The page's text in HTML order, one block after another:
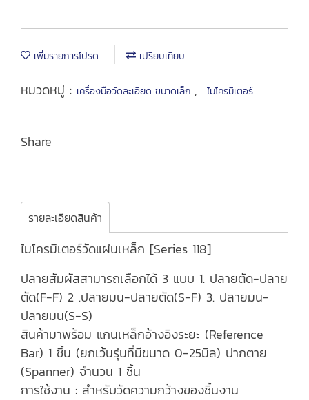
เพิ่มรายการโปรด เปรียบเทียบ
หมวดหมู่ : เครื่องมือวัดละเอียด ขนาดเล็ก , ไมโครมิเตอร์
Share
รายละเอียดสินค้า
ไมโครมิเตอร์วัดแผ่นเหล็ก [Series 118]
ปลายสัมผัสสามารถเลือกได้ 3 แบบ 1. ปลายตัด-ปลาย
ตัด(F-F) 2 .ปลายมน-ปลายตัด(S-F) 3. ปลายมน-
ปลายมน(S-S)
สินค้ามาพร้อม แกนเหล็กอ้างอิงระยะ (Reference
Bar) 1 ชิ้น (ยกเว้นรุ่นที่มีขนาด 0-25มิล) ปากตาย
(Spanner) จำนวน 1 ชิ้น
การใช้งาน : สำหรับวัดความกว้างของชิ้นงาน